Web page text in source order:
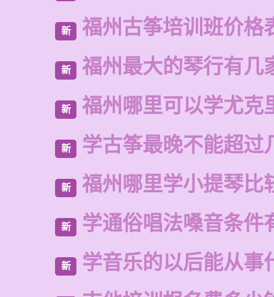
新 福州古筝培训班价格
新 福州最大的琴行有几
新 福州哪里可以学尤克
新 学古筝最晚不能超过
新 福州哪里学小提琴比
新 学通俗唱法嗓音条件
新 学音乐的以后能从事